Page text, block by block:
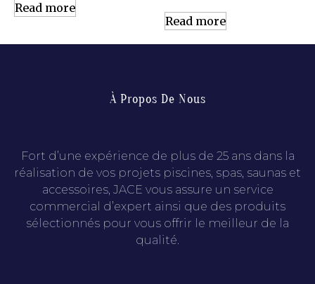
Read more
Read more
À Propos De Nous
Fort d’une expérience de plus de 25 ans dans la
réalisation de vos projets piscines, spas, saunas et
accessoires, JACE vous assure un service
commercial d’expert ainsi que des produits
sélectionnés pour vous offrir le meilleur de la
qualité.